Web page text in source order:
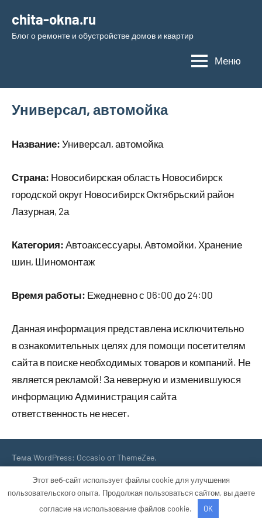
содержимому
chita-okna.ru
Блог о ремонте и обустройстве домов и квартир
Меню
Универсал, автомойка
Название: Универсал, автомойка
Страна: Новосибирская область Новосибирск
городской округ Новосибирск Октябрьский район
Лазурная, 2а
Категория: Автоаксессуары, Автомойки, Хранение
шин, Шиномонтаж
Время работы: Ежедневно с 06:00 до 24:00
Данная информация представлена исключительно
в ознакомительных целях для помощи посетителям
сайта в поиске необходимых товаров и компаний. Не
является рекламой! За неверную и изменившуюся
информацию Администрация сайта
ответственность не несет.
Тема WordPress: Occasio от ThemeZee.
Этот веб-сайт использует файлы cookie для улучшения
пользовательского опыта. Продолжая пользоваться сайтом, вы даете
согласие на использование файлов cookie.
OK